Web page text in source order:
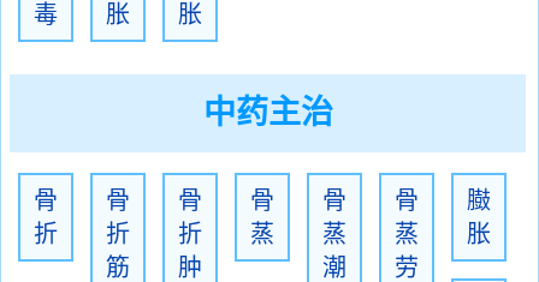
毒
胀
胀
中药主治
骨
折
骨
折
筋
骨
折
肿
骨
蒸
骨
蒸
潮
骨
蒸
劳
臌
胀